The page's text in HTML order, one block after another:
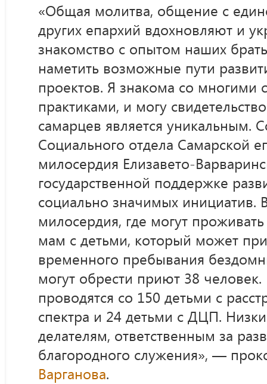
«Общая молитва, общение с
других епархий вдохновляют и
знакомство с опытом наших
наметить возможные пути
проектов. Я знакома со многими
практиками, и могу
самарцев является уникальным.
Социального отдела Самарской
милосердия Елизавето-
государственной поддержке
социально значимых инициатив.
милосердия, где могут
мам с детьми, который может
временного пребывания
могут обрести приют 38 человек.
проводятся со 150 детьми с
спектра и 24 детьми с ДЦП.
делателям, ответственным за
благородного служения», —
Варганова.